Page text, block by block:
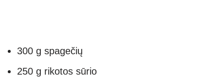
300 g spagečių
250 g rikotos sūrio